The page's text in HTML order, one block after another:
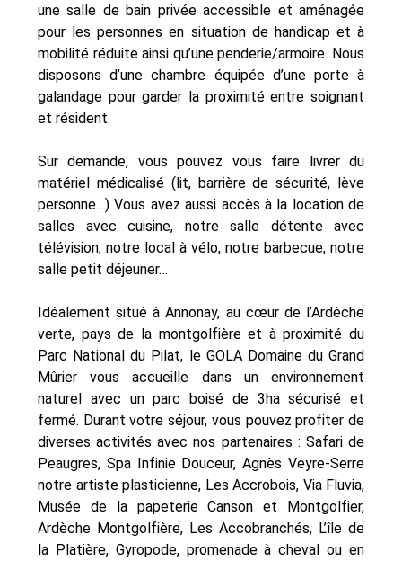
une salle de bain privée accessible et aménagée
pour les personnes en situation de handicap et à
mobilité réduite ainsi qu’une penderie/armoire. Nous
disposons d’une chambre équipée d’une porte à
galandage pour garder la proximité entre soignant
et résident.
Sur demande, vous pouvez vous faire livrer du
matériel médicalisé (lit, barrière de sécurité, lève
personne…) Vous avez aussi accès à la location de
salles avec cuisine, notre salle détente avec
télévision, notre local à vélo, notre barbecue, notre
salle petit déjeuner…
Idéalement situé à Annonay, au cœur de l’Ardèche
verte, pays de la montgolfière et à proximité du
Parc National du Pilat, le GOLA Domaine du Grand
Mûrier vous accueille dans un environnement
naturel avec un parc boisé de 3ha sécurisé et
fermé. Durant votre séjour, vous pouvez profiter de
diverses activités avec nos partenaires : Safari de
Peaugres, Spa Infinie Douceur, Agnès Veyre-Serre
notre artiste plasticienne, Les Accrobois, Via Fluvia,
Musée de la papeterie Canson et Montgolfier,
Ardèche Montgolfière, Les Accobranchés, L’île de
la Platière, Gyropode, promenade à cheval ou en